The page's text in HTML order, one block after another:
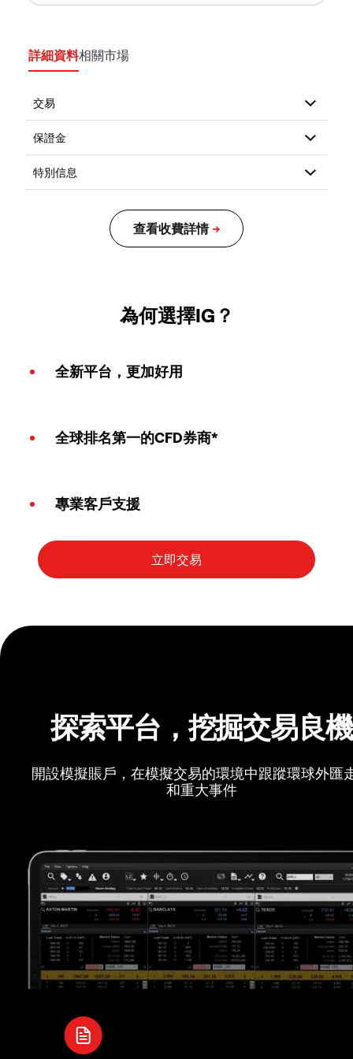
詳細資料相關市場
為何選擇IG？
全新平台，更加好用
全球排名第一的CFD券商*
專業客戶支援
探索平台，挖掘交易良機
開設模擬賬戶，在模擬交易的環境中跟蹤環球外匯
和重大事件